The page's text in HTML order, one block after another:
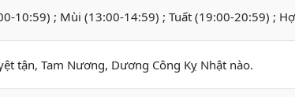
10:59) ; Mùi (13:00-14:59) ; Tuất (19:00-20:59) ;
tận, Tam Nương, Dương Công Kỵ Nhật nào.